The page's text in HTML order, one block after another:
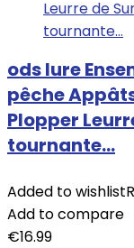
ods lure
pêche
Plopper
tournante…
Added to wishlist
Add to compare
€16.99